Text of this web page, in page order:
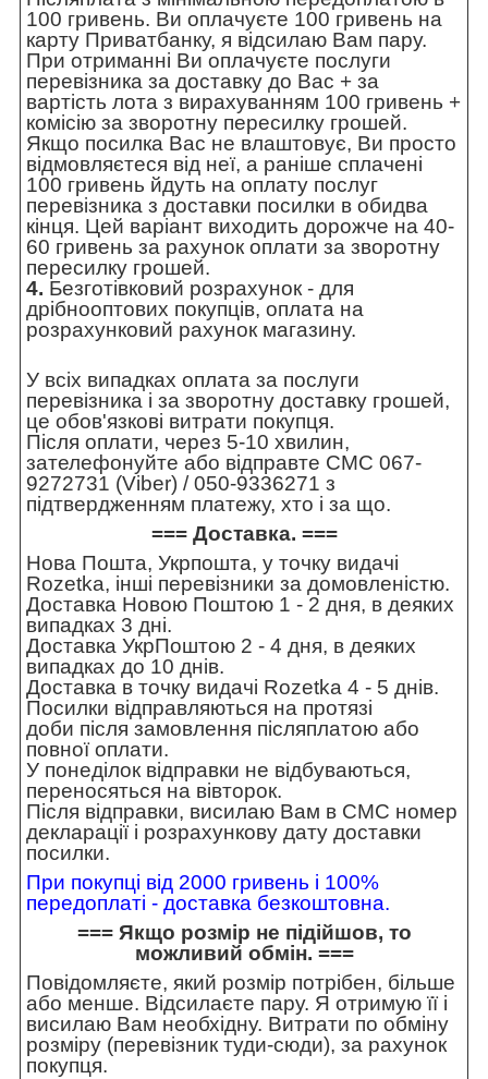
100 гривень. Ви оплачуєте 100 гривень на
карту Приватбанку, я відсилаю Вам пару.
При отриманні Ви оплачуєте послуги
перевізника за доставку до Вас + за
вартість лота з вирахуванням 100 гривень +
комісію за зворотну пересилку грошей.
Якщо посилка Вас не влаштовує, Ви просто
відмовляєтеся від неї, а раніше сплачені
100 гривень йдуть на оплату послуг
перевізника з доставки посилки в обидва
кінця. Цей варіант виходить дорожче на 40-
60 гривень за рахунок оплати за зворотну
пересилку грошей.
4. Безготівковий розрахунок - для
дрібнооптових покупців, оплата на
розрахунковий рахунок магазину.
У всіх випадках оплата за послуги
перевізника і за зворотну доставку грошей,
це обов'язкові витрати покупця.
Після оплати, через 5-10 хвилин,
зателефонуйте або відправте СМС 067-
9272731 (Viber) / 050-9336271 з
підтвердженням платежу, хто і за що.
=== Доставка. ===
Нова Пошта, Укрпошта, у точку видачі
Rozetka, інші перевізники за домовленістю.
Доставка Новою Поштою 1 - 2 дня, в деяких
випадках 3 дні.
Доставка УкрПоштою 2 - 4 дня, в деяких
випадках до 10 днів.
Доставка в точку видачі Rozetka 4 - 5 днів.
Посилки відправляються на протязі
доби після замовлення післяплатою або
повної оплати.
У понеділок відправки не відбуваються,
переносяться на вівторок.
Після відправки, висилаю Вам в СМС номер
декларації і розрахункову дату доставки
посилки.
При покупці від 2000 гривень і 100%
передоплаті - доставка безкоштовна.
=== Якщо розмір не підійшов, то
можливий обмін. ===
Повідомляєте, який розмір потрібен, більше
або менше. Відсилаєте пару. Я отримую її і
висилаю Вам необхідну. Витрати по обміну
розміру (перевізник туди-сюди), за рахунок
покупця.